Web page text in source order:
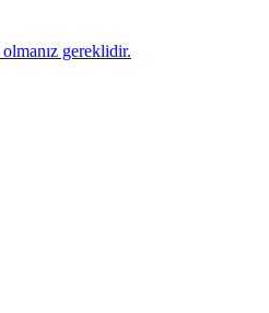
gereklidir.